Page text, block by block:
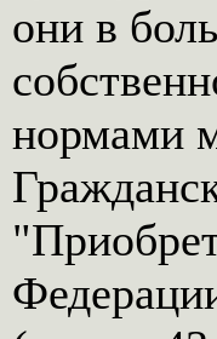
они в
нормами